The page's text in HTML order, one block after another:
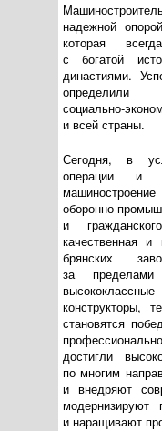
надежной
которая
с богатой
династиями.
социально-
и всей страны.
Сегодня, в
операции и
оборонно-
и
качественная и
брянских
за
конструкторы,
становятся
достигли
по многим
и внедряют
модернизируют
и наращивают